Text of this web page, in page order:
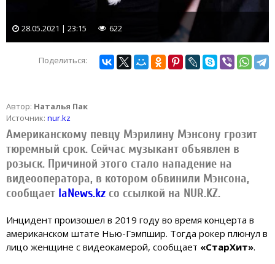
28.05.2021 | 23:15 622
Поделиться:
Автор: Наталья Пак
Источник: nur.kz
Американскому певцу Мэрилину Мэнсону грозит
тюремный срок. Сейчас музыкант объявлен в
розыск. Причиной этого стало нападение на
видеооператора, в котором обвинили Мэнсона,
сообщает IaNews.kz со ссылкой на NUR.KZ.
Инцидент произошел в 2019 году во время концерта в
американском штате Нью-Гэмпшир. Тогда рокер плюнул в
лицо женщине с видеокамерой, сообщает «СтарХит».